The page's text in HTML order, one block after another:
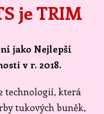
je TRIM
jako Nejlepší
v r. 2018.
technologií, která
tukových buněk,